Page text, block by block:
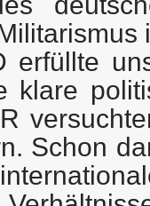
erfüllte
klare
Schon